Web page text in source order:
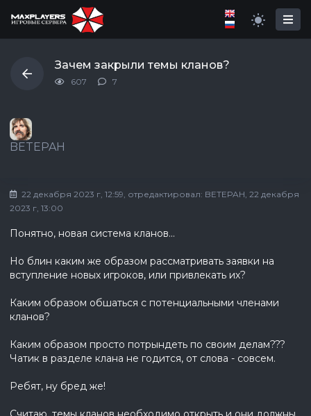
Зачем закрыли темы кланов?
607 7
BETEPAH
22 декабря 2023 г, 12:59, отредактировал: BETEPAH, 22 декабря
2023 г, 13:00
Понятно, новая система кланов...
Но блин каким же образом рассматривать заявки на
вступление новых игроков, или привлекать их?
Каким образом обшаться с потенциальными членами
кланов?
Каким образом просто потрындеть по своим делам???
Чатик в разделе клана не годится, от слова - совсем.
Ребят, ну бред же!